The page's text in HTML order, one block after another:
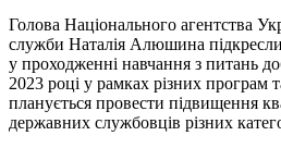
Голова Національного агентства
служби Наталія Алюшина
у проходженні навчання з питань
2023 році у рамках різних програм
планується провести підвищення
державних службовців різних